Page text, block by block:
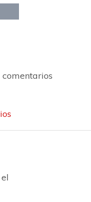
comentarios